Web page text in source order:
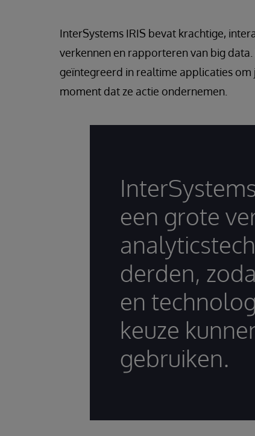
InterSystems IRIS bevat krachtige,
verkennen en rapporteren van big
geïntegreerd in realtime applicaties
moment dat ze actie ondernemen.
een grote
derden,
en
keuze
gebruiken.